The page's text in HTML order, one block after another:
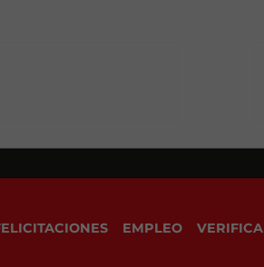
EMPLEO VERIFICA